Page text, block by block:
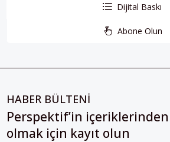
Dijital Baskı
Abone Olun
HABER BÜLTENİ
Perspektif’in
olmak için kayıt olun